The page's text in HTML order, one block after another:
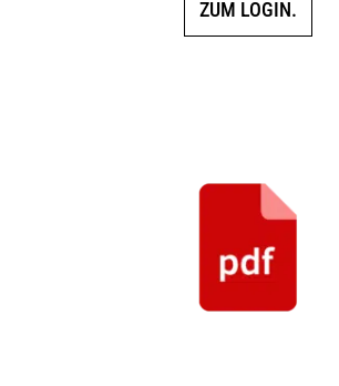
ZUM LOGIN.